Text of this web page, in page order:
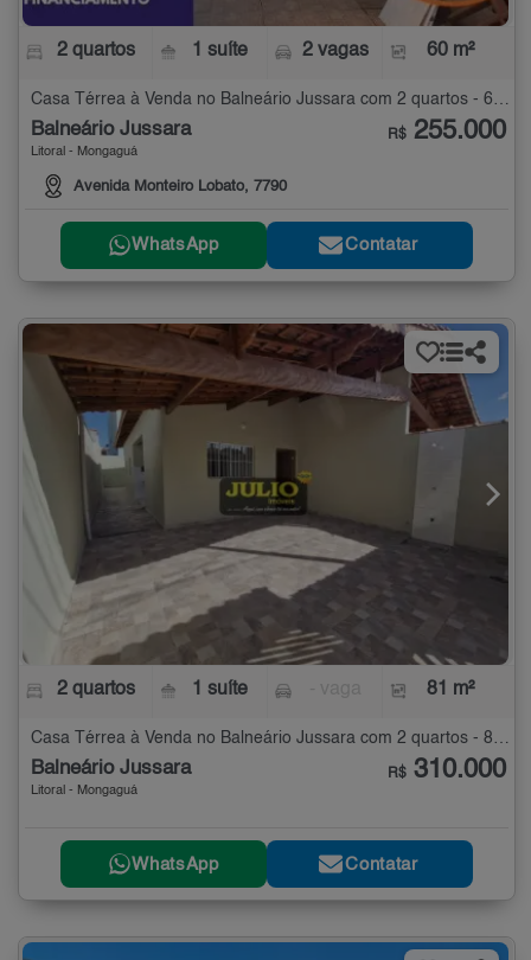
2 quartos 1 suíte 2 vagas 60 m²
Balneário Jussara
Litoral - Mongaguá
Avenida Monteiro Lobato, 7790
R$ 255.000
WhatsApp Contatar
2 quartos 1 suíte 81 m²
Casa Térrea à Venda no Balneário Jussara com 2 quartos - 81 m²
Balneário Jussara
Litoral - Mongaguá
R$ 310.000
WhatsApp Contatar